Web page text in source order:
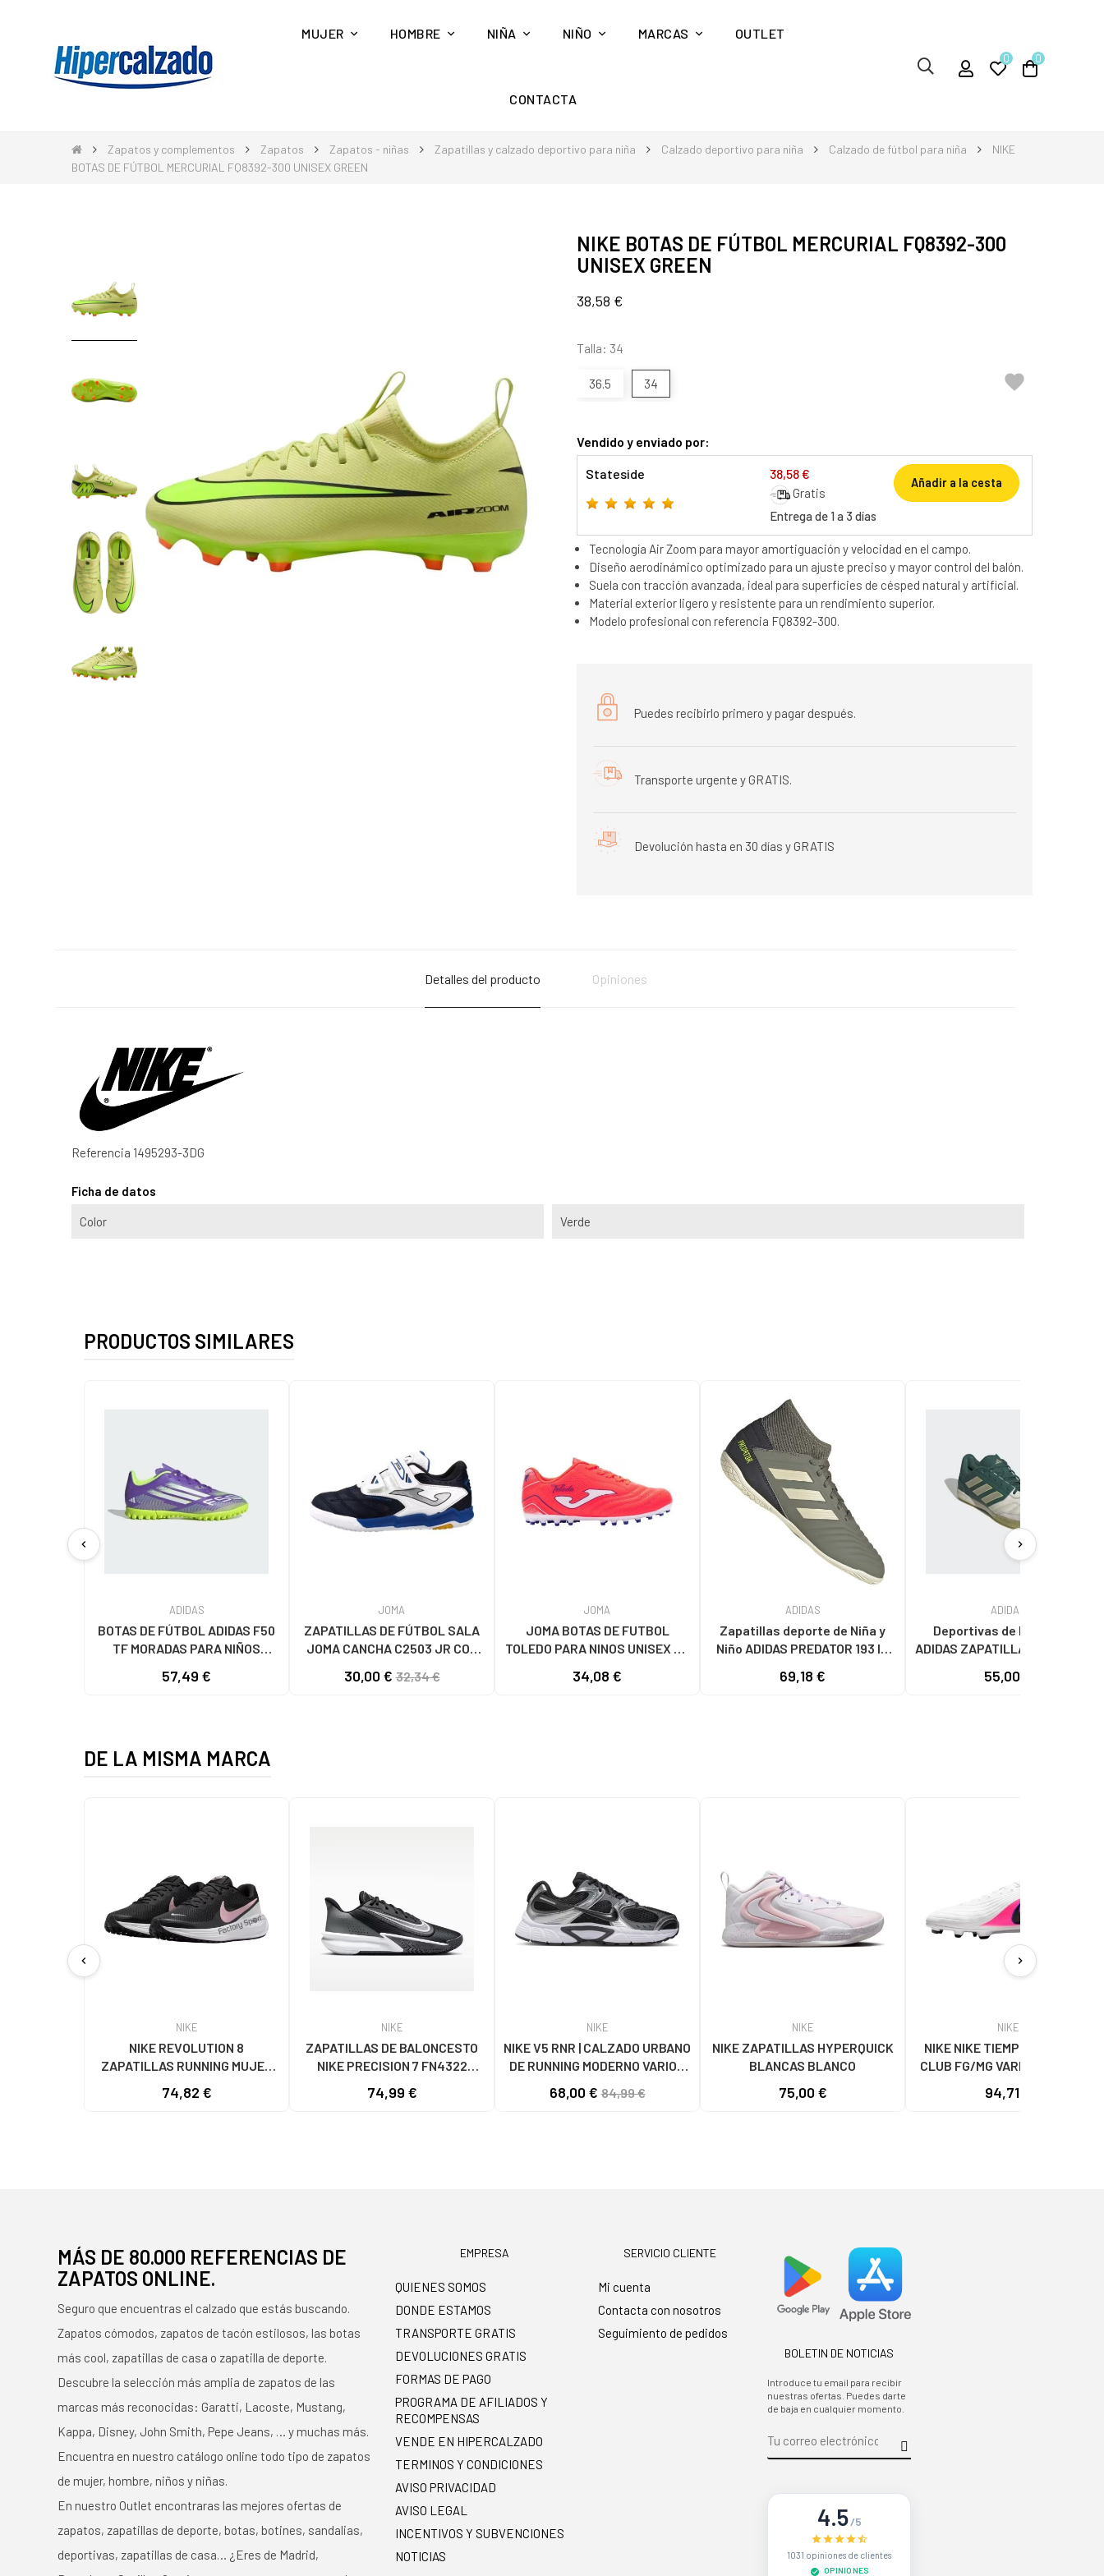
MUJER HOMBRE NIÑA NIÑO MARCAS OUTLET
CONTACTA
0 0
Zapatos y complementos Zapatos Zapatos - niñas Zapatillas y calzado deportivo para niña Calzado deportivo para niña Calzado de fútbol para niña
NIKE
BOTAS DE FÚTBOL MERCURIAL FQ8392-300 UNISEX GREEN
NIKE BOTAS DE FÚTBOL MERCURIAL FQ8392-300
UNISEX GREEN
38,58 €
Talla: 34
36.5 34 
Vendido y enviado por:
Stateside 38,58 €
Gratis
Entrega de 1 a 3 días
Añadir a la cesta
Tecnología Air Zoom para mayor amortiguación y velocidad en el campo.
Diseño aerodinámico optimizado para un ajuste preciso y mayor control del balón.
Suela con tracción avanzada, ideal para superficies de césped natural y artificial.
Material exterior ligero y resistente para un rendimiento superior.
Modelo profesional con referencia FQ8392-300.
Puedes recibirlo primero y pagar después.
Transporte urgente y GRATIS.
Devolución hasta en 30 días y GRATIS
Detalles del producto Opiniones
Referencia 1495293-3DG
Ficha de datos
Color Verde
PRODUCTOS SIMILARES
chevron_left
ADIDAS
BOTAS DE FÚTBOL ADIDAS F50
TF MORADAS PARA NIÑOS
57,49 €
JOMA
ZAPATILLAS DE FÚTBOL SALA
JOMA CANCHA C2503 JR CON
AZUL
30,00 €32,34 €
JOMA
JOMA BOTAS DE FUTBOL
TOLEDO PARA NINOS UNISEX EN
34,08 €
ADIDAS
Zapatillas deporte de Niña y
Niño ADIDAS PREDATOR 193 IN
NIÑOS VERDE
69,18 €
ADIDAS
Deportivas de Niña y Niño
ADIDAS ZAPATILLAS DE FÚTBOL
55,00 €
chevron_right
DE LA MISMA MARCA
chevron_left
NIKE
NIKE REVOLUTION 8
ZAPATILLAS RUNNING MUJER
74,82 €
NIKE
ZAPATILLAS DE BALONCESTO
NIKE PRECISION 7 FN4322
74,99 €
NIKE
NIKE V5 RNR | CALZADO URBANO
DE RUNNING MODERNO VARIOS
68,00 €84,99 €
NIKE
NIKE ZAPATILLAS HYPERQUICK
BLANCAS BLANCO
75,00 €
NIKE
NIKE NIKE TIEMPO LEGEND 10
CLUB FG/MG VARIOS COLORES
94,71 €
chevron_right
MÁS DE 80.000 REFERENCIAS DE
ZAPATOS ONLINE.
Seguro que encuentras el calzado que estás buscando.
Zapatos cómodos, zapatos de tacón estilosos, las botas
más cool, zapatillas de casa o zapatilla de deporte.
Descubre la selección más amplia de zapatos de las
marcas más reconocidas: Garatti, Lacoste, Mustang,
Kappa, Disney, John Smith, Pepe Jeans, … y muchas más.
Encuentra en nuestro catálogo online todo tipo de zapatos
de mujer, hombre, niños y niñas.
En nuestro Outlet encontraras las mejores ofertas de
zapatos, zapatillas de deporte, botas, botines, sandalias,
deportivas, zapatillas de casa… ¿Eres de Madrid,
EMPRESA
QUIENES SOMOS
DONDE ESTAMOS
TRANSPORTE GRATIS
DEVOLUCIONES GRATIS
FORMAS DE PAGO
PROGRAMA DE AFILIADOS Y
RECOMPENSAS
VENDE EN HIPERCALZADO
TERMINOS Y CONDICIONES
AVISO PRIVACIDAD
AVISO LEGAL
INCENTIVOS Y SUBVENCIONES
NOTICIAS
SERVICIO CLIENTE
Mi cuenta
Contacta con nosotros
Seguimiento de pedidos
BOLETIN DE NOTICIAS
Introduce tu email para recibir
nuestras ofertas. Puedes darte
de baja en cualquier momento.
4.5/5
1031 opiniones de clientes
OPINIONES